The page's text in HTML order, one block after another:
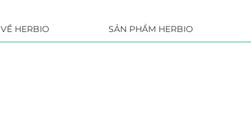
VỀ HERBIO SẢN PHẨM HERBIO